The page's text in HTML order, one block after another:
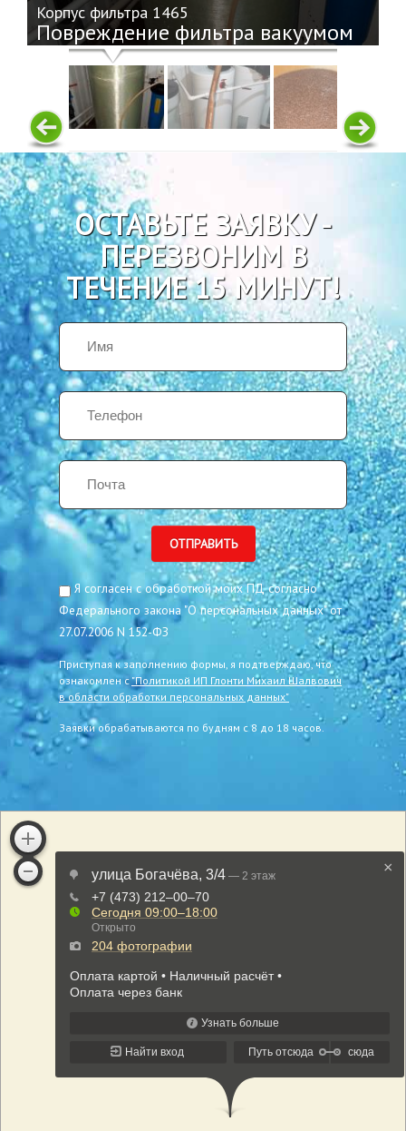
Корпус фильтра 1465
Повреждение фильтра вакуумом
ОСТАВЬТЕ ЗАЯВКУ -
ПЕРЕЗВОНИМ В
ТЕЧЕНИЕ 15 МИНУТ!
Имя
Телефон
Почта
ОТПРАВИТЬ
Согласие на обработку
Я согласен с обработкой моих ПД согласно
Федерального закона "О персональных данных" от
27.07.2006 N 152-ФЗ
Приступая к заполнению формы, я подтверждаю, что
ознакомлен с"Политикой ИП Глонти Михаил Шалвович
в области обработки персональных данных"
Заявки обрабатываются по будням с 8 до 18 часов.